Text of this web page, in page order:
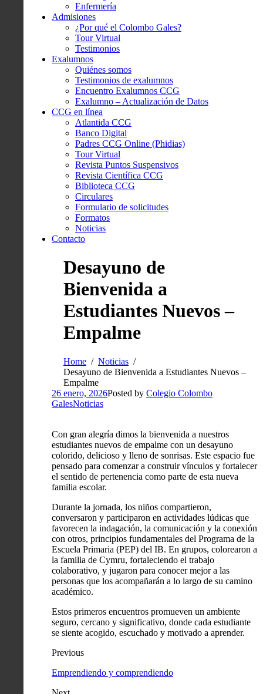
Enfermería
Admisiones
¿Por qué el Colombo Gales?
Tour Virtual
Testimonios
Exalumnos
Quiénes somos
Testimonios de exalumnos
Encuentro Exalumnos CCG
Exalumno – Actualización de Datos
CCG en línea
Atlantida CCG
Banco Digital
Padres CCG Online (Phidias)
Tour Virtual
Revista Puntos Suspensivos
Revista Científica CCG
Biblioteca CCG
Circulares
Formulario de solicitudes
Formatos
Noticias
Contacto
Desayuno de
Bienvenida a
Estudiantes Nuevos –
Empalme
Home
Noticias
Desayuno de Bienvenida a Estudiantes Nuevos –
Empalme
26 enero, 2026Posted by Colegio Colombo
GalesNoticias
Con gran alegría dimos la bienvenida a nuestros
estudiantes nuevos de empalme con un desayuno
colorido, delicioso y lleno de sonrisas. Este espacio fue
pensado para comenzar a construir vínculos y fortalecer
el sentido de pertenencia como parte de esta nueva
familia escolar.
Durante la jornada, los niños compartieron,
conversaron y participaron en actividades lúdicas que
favorecen la indagación, la comunicación y la conexión
con otros, principios fundamentales del Programa de la
Escuela Primaria (PEP) del IB. En grupos, colorearon a
la familia de Cymru, fortaleciendo el trabajo
colaborativo, y jugaron para conocer mejor a las
personas que los acompañarán a lo largo de su camino
académico.
Estos primeros encuentros promueven un ambiente
seguro, cercano y significativo, donde cada estudiante
se siente acogido, escuchado y motivado a aprender.
Previous
Emprendiendo y comprendiendo